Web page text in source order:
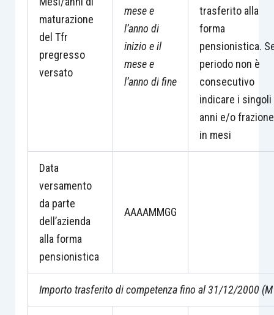
maturazione
del Tfr
pregresso
versato
mese e
l’anno di
inizio e il
mese e
l’anno di fine
trasferito alla
forma
pensionistica.
periodo non è
consecutivo
indicare i singoli
anni e/o frazione
in mesi
Data
versamento
da parte
dell’azienda
alla forma
pensionistica
AAAAMMGG
Importo trasferito di competenza fino al 31/12/2000